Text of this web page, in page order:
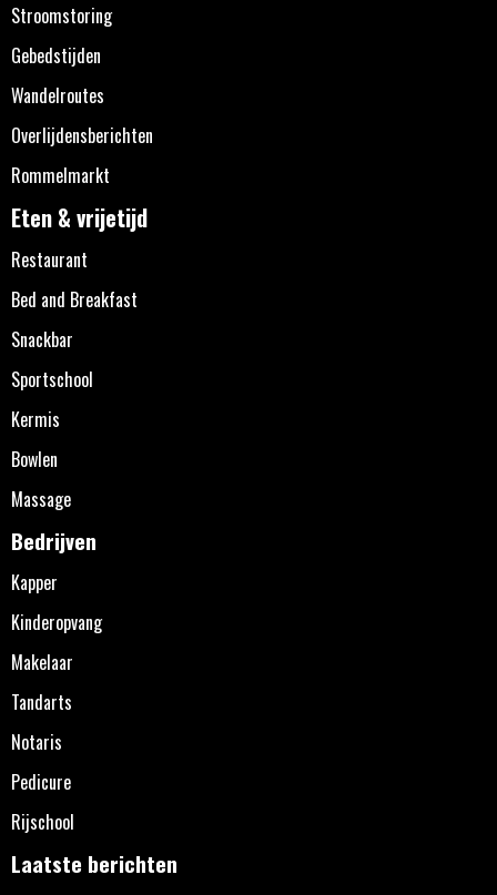
Stroomstoring
Gebedstijden
Wandelroutes
Overlijdensberichten
Rommelmarkt
Eten & vrijetijd
Restaurant
Bed and Breakfast
Snackbar
Sportschool
Kermis
Bowlen
Massage
Bedrijven
Kapper
Kinderopvang
Makelaar
Tandarts
Notaris
Pedicure
Rijschool
Laatste berichten